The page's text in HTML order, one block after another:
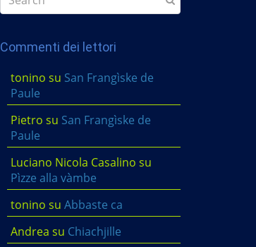
Commenti dei lettori
tonino su San Frangìske de
Paule
Pietro su San Frangìske de
Paule
Luciano Nicola Casalino su
Pìzze alla vàmbe
tonino su Abbaste ca
Andrea su Chiachjille